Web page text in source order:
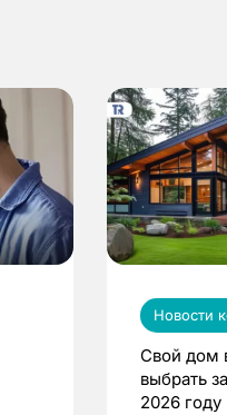
Новости
Свой дом
выбрать
2026 году